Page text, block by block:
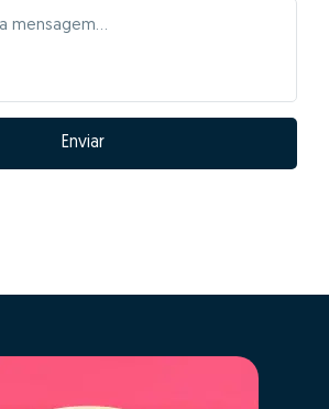
Enviar